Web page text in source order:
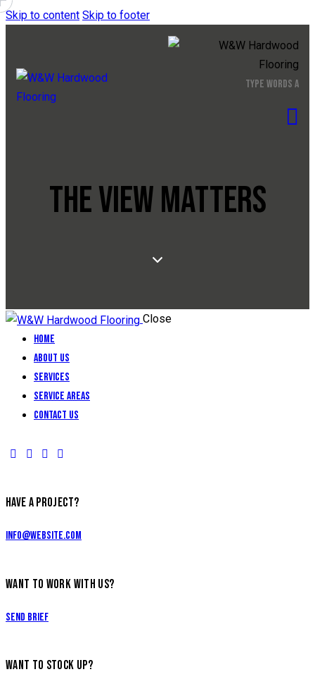
Skip to content Skip to footer
THE VIEW MATTERS
Close
Home
About Us
Services
Service Areas
Contact Us
HAVE A PROJECT?
info@website.com
WANT TO WORK WITH US?
Send Brief
WANT TO STOCK UP?